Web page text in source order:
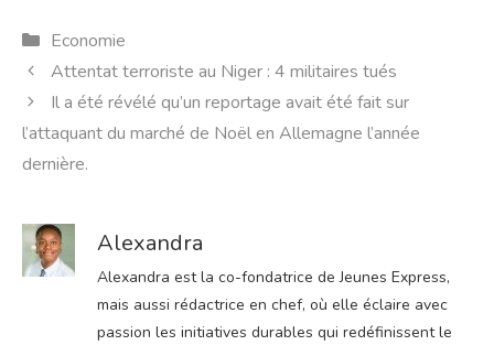
Catégories
Economie
Attentat terroriste au Niger : 4 militaires tués
Il a été révélé qu’un reportage avait été fait sur
l’attaquant du marché de Noël en Allemagne l’année
dernière.
Alexandra
Alexandra est la co-fondatrice de Jeunes Express,
mais aussi rédactrice en chef, où elle éclaire avec
passion les initiatives durables qui redéfinissent le